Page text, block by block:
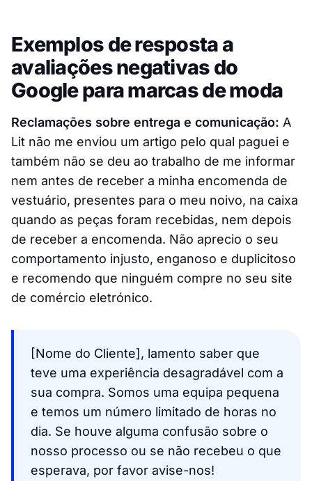
Exemplos de resposta a
avaliações negativas do
Google para marcas de moda
Reclamações sobre entrega e comunicação: A
Lit não me enviou um artigo pelo qual paguei e
também não se deu ao trabalho de me informar
nem antes de receber a minha encomenda de
vestuário, presentes para o meu noivo, na caixa
quando as peças foram recebidas, nem depois
de receber a encomenda. Não aprecio o seu
comportamento injusto, enganoso e duplicitoso
e recomendo que ninguém compre no seu site
de comércio eletrónico.
[Nome do Cliente], lamento saber que
teve uma experiência desagradável com a
sua compra. Somos uma equipa pequena
e temos um número limitado de horas no
dia. Se houve alguma confusão sobre o
nosso processo ou se não recebeu o que
esperava, por favor avise-nos!